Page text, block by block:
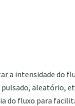
a intensidade do
aleatório,
do fluxo para